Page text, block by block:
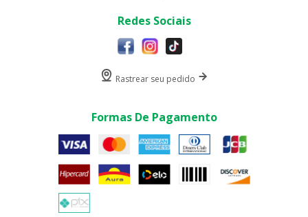
Redes Sociais
Rastrear seu pedido
Formas De Pagamento